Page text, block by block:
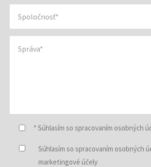
* Súhlasím so spracovaním osobných
Súhlasím so spracovaním osobných
marketingové účely